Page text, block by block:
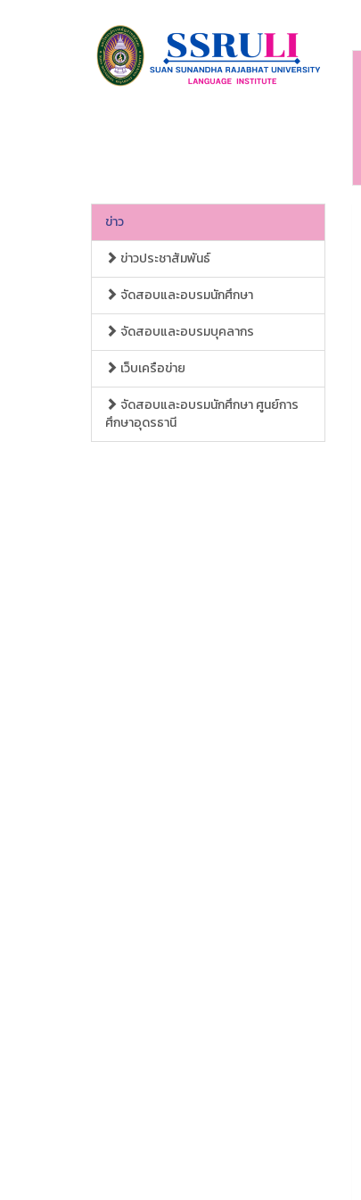
ข่าว
ข่าวประชาสัมพันธ์
จัดสอบและอบรมนักศึกษา
จัดสอบและอบรมบุคลากร
เว็บเครือข่าย
จัดสอบและอบรมนักศึกษา ศูนย์การ
ศึกษาอุดรธานี